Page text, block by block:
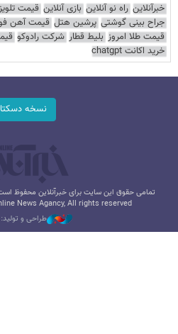
خبرآنلاین راه نو آنلاین بازی آنلاین قیمت
جراح بینی گوشتی پرشین هتل قیمت آهن
قیمت طلا امروز بلیط قطار شرکت رادوکو
خرید اکانت chatgpt
نسخه
تمامی حقوق این سایت برای خبرآنلاین محفوظ
News Agancy, All rights reserved
طراحی و